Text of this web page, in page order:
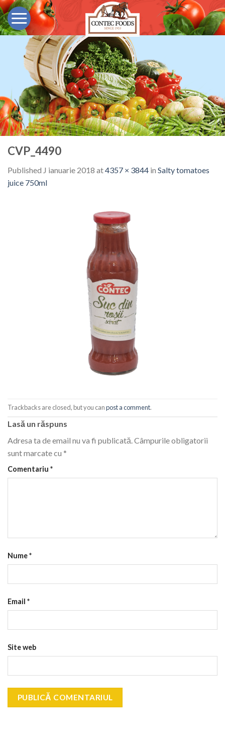
Skip
to
content
CVP_4490
Published J ianuarie 2018 at4357 × 3844 in Salty tomatoes
juice 750ml
Trackbacks are closed, but you canpost a comment.
Lasă un răspuns
Adresa ta de email nu va fi publicată. Câmpurile obligatorii
sunt marcate cu *
Comentariu *
Nume*
Email *
Site web